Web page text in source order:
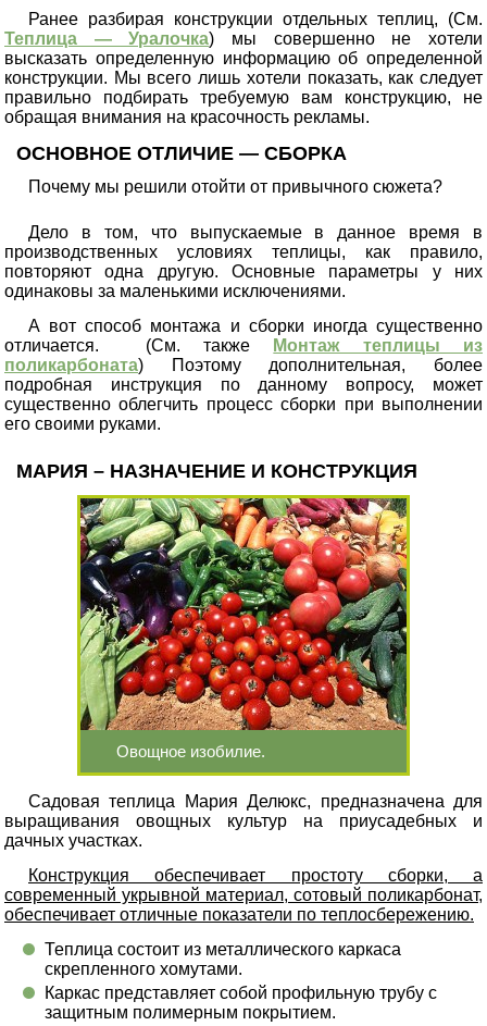
Ранее разбирая конструкции отдельных теплиц, (См.
Теплица — Уралочка) мы совершенно не хотели
высказать определенную информацию об определенной
конструкции. Мы всего лишь хотели показать, как следует
правильно подбирать требуемую вам конструкцию, не
обращая внимания на красочность рекламы.
ОСНОВНОЕ ОТЛИЧИЕ — СБОРКА
Почему мы решили отойти от привычного сюжета?
Дело в том, что выпускаемые в данное время в
производственных условиях теплицы, как правило,
повторяют одна другую. Основные параметры у них
одинаковы за маленькими исключениями.
А вот способ монтажа и сборки иногда существенно
отличается. (См. также
Монтаж теплицы из
поликарбоната) Поэтому дополнительная, более
подробная инструкция по данному вопросу, может
существенно облегчить процесс сборки при выполнении
его своими руками.
МАРИЯ – НАЗНАЧЕНИЕ И КОНСТРУКЦИЯ
Овощное изобилие.
Садовая теплица Мария Делюкс, предназначена для
выращивания овощных культур на приусадебных и
дачных участках.
Конструкция обеспечивает простоту сборки, а
современный укрывной материал, сотовый поликарбонат,
обеспечивает отличные показатели по теплосбережению.
Теплица состоит из металлического каркаса
скрепленного хомутами.
Каркас представляет собой профильную трубу с
защитным полимерным покрытием.